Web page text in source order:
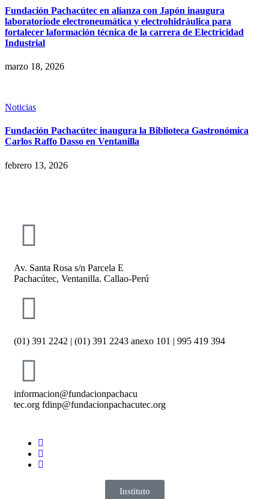
Fundación Pachacútec en alianza con Japón inaugura
laboratoriode electroneumática y electrohidráulica para
fortalecer laformación técnica de la carrera de Electricidad
Industrial
marzo 18, 2026
Noticias
Fundación Pachacútec inaugura la Biblioteca Gastronómica
Carlos Raffo Dasso en Ventanilla
febrero 13, 2026
Av. Santa Rosa s/n Parcela E
Pachacútec, Ventanilla. Callao-Perú
(01) 391 2242 | (01) 391 2243 anexo 101 | 995 419 394
informacion@fundacionpachacu
tec.org fdinp@fundacionpachacutec.org
Instituto